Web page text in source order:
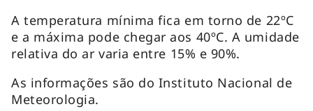
A temperatura mínima fica em torno de 22ºC
e a máxima pode chegar aos 40ºC. A umidade
relativa do ar varia entre 15% e 90%.
As informações são do Instituto Nacional de
Meteorologia.